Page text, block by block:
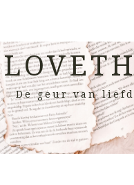
De geur van